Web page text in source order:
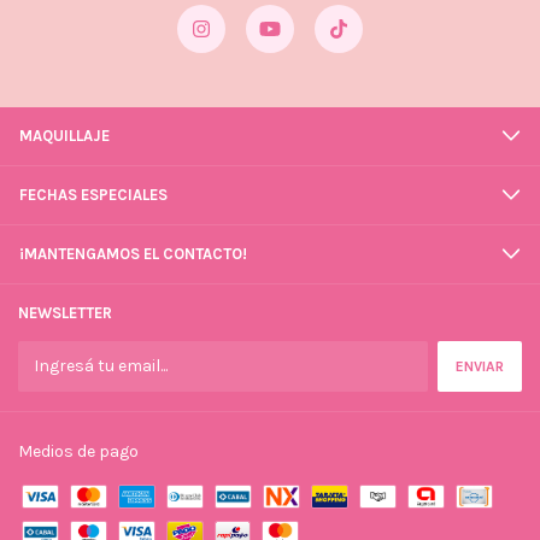
MAQUILLAJE
FECHAS ESPECIALES
¡MANTENGAMOS EL CONTACTO!
NEWSLETTER
Medios de pago